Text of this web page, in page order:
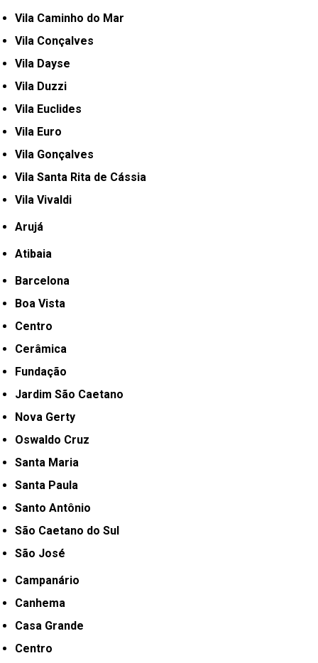
Vila Caminho do Mar
Vila Conçalves
Vila Dayse
Vila Duzzi
Vila Euclides
Vila Euro
Vila Gonçalves
Vila Santa Rita de Cássia
Vila Vivaldi
Arujá
Atibaia
Barcelona
Boa Vista
Centro
Cerâmica
Fundação
Jardim São Caetano
Nova Gerty
Oswaldo Cruz
Santa Maria
Santa Paula
Santo Antônio
São Caetano do Sul
São José
Campanário
Canhema
Casa Grande
Centro